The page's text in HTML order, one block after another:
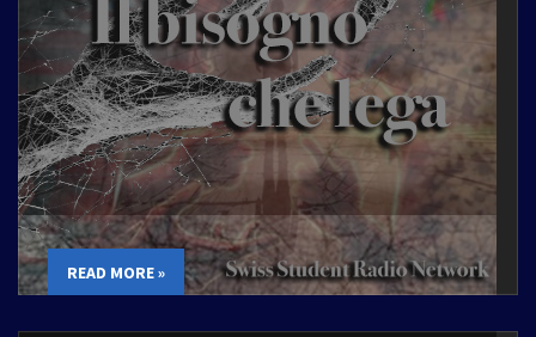
READ MORE »